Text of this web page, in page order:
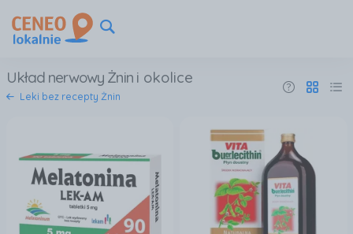
Układ nerwowy Żnin i okolice
Leki bez recepty Żnin